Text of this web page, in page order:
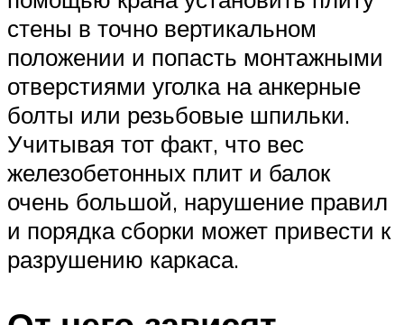
стены в точно вертикальном
положении и попасть монтажными
отверстиями уголка на анкерные
болты или резьбовые шпильки.
Учитывая тот факт, что вес
железобетонных плит и балок
очень большой, нарушение правил
и порядка сборки может привести к
разрушению каркаса.